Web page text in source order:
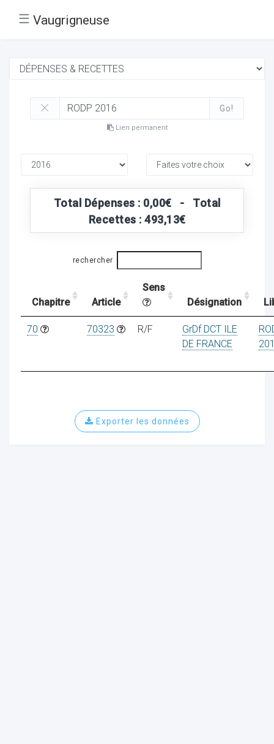
☰ Vaugrigneuse
Go!
Lien permanent
Total Dépenses : 0,00€ - Total
Recettes : 493,13€
rechercher
Chapitre Article
Sens
Désignation
70 70323 R/F
GrDf DCT ILE
DE FRANCE
Exporter les données